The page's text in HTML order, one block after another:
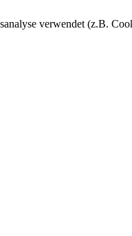
verwendet (z.B.